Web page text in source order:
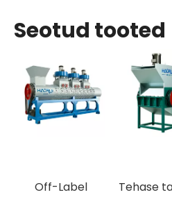
Seotud tooted
Off-Label
Tehase tarne